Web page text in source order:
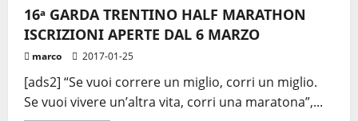
GARDA
TRENTINO
HALF
MARATHON
16ᵃ GARDA TRENTINO HALF MARATHON
ISCRIZIONI APERTE DAL 6 MARZO
marco 2017-01-25
[ads2] “Se vuoi correre un miglio, corri un miglio.
Se vuoi vivere un’altra vita, corri una maratona”,...